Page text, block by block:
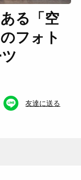
くらし
る「空
フォト
友達に送る